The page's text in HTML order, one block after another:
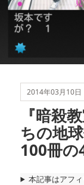
2014年03月10日
『暗殺
ちの地
100冊の
本記事はアフ